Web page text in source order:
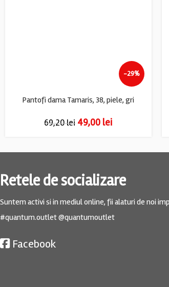
-29%
Pantofi dama Tamaris, 38, piele, gri
69,20lei 49,00 lei
Retele de socializare
Suntem activi si in mediul online, fii alaturi de noi
#quantum.outlet @quantumoutlet
Facebook